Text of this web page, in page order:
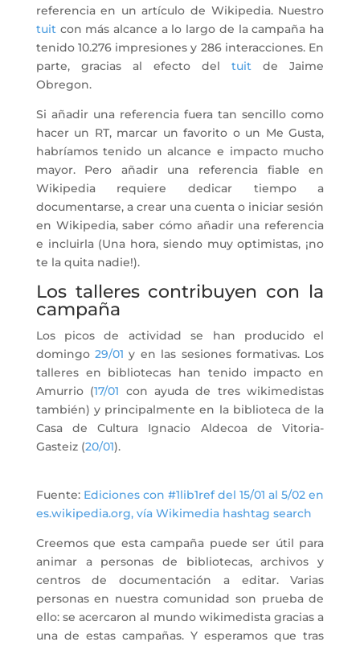
referencia en un artículo de Wikipedia. Nuestro
tuitcon más alcance a lo largo de la campaña ha
tenido 10.276 impresiones y 286 interacciones. En
parte, gracias al efecto deltuit de Jaime
Obregon.
Si añadir una referencia fuera tan sencillo como
hacer un RT, marcar un favorito o un Me Gusta,
habríamos tenido un alcance e impacto mucho
mayor. Pero añadir una referencia fiable en
Wikipedia requiere dedicar tiempo a
documentarse, a crear una cuenta o iniciar sesión
en Wikipedia, saber cómo añadir una referencia
e incluirla (Una hora, siendo muy optimistas, ¡no
te la quita nadie!).
Los talleres contribuyen con la
campaña
Los picos de actividad se han producido el
domingo29/01 y en las sesiones formativas. Los
talleres en bibliotecas han tenido impacto en
Amurrio (17/01 con ayuda de tres wikimedistas
también) y principalmente en la biblioteca de la
Casa de Cultura Ignacio Aldecoa de Vitoria-
Gasteiz (20/01).
Fuente: Ediciones con #1lib1ref del 15/01 al 5/02 en
es.wikipedia.org, vía Wikimedia hashtag search
Creemos que esta campaña puede ser útil para
animar a personas de bibliotecas, archivos y
centros de documentación a editar. Varias
personas en nuestra comunidad son prueba de
ello: se acercaron al mundo wikimedista gracias a
una de estas campañas. Y esperamos que tras